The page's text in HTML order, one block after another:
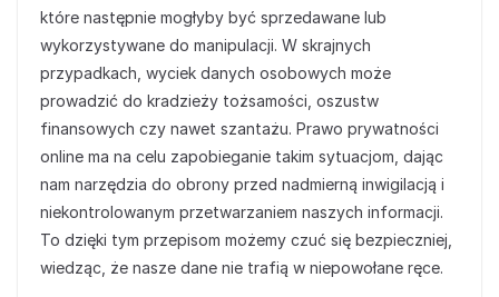
które następnie mogłyby być sprzedawane lub
wykorzystywane do manipulacji. W skrajnych
przypadkach, wyciek danych osobowych może
prowadzić do kradzieży tożsamości, oszustw
finansowych czy nawet szantażu. Prawo prywatności
online ma na celu zapobieganie takim sytuacjom, dając
nam narzędzia do obrony przed nadmierną inwigilacją i
niekontrolowanym przetwarzaniem naszych informacji.
To dzięki tym przepisom możemy czuć się bezpieczniej,
wiedząc, że nasze dane nie trafią w niepowołane ręce.